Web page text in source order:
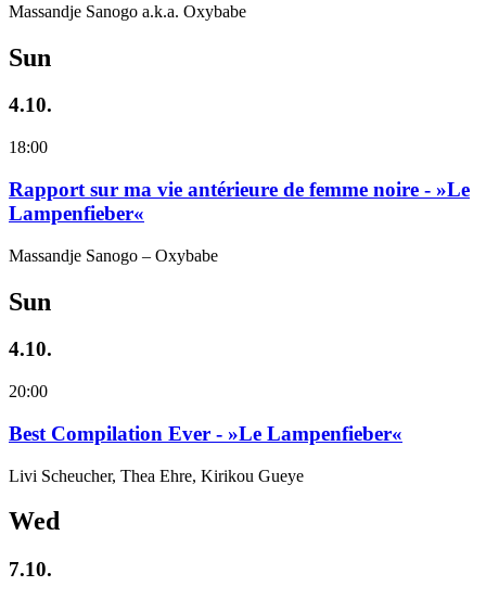
Massandje Sanogo a.k.a. Oxybabe
Sun
4.10.
18:00
Rapport sur ma vie antérieure de femme noire - »Le
Lampenfieber«
Massandje Sanogo – Oxybabe
Sun
4.10.
20:00
Best Compilation Ever - »Le Lampenfieber«
Livi Scheucher, Thea Ehre, Kirikou Gueye
Wed
7.10.